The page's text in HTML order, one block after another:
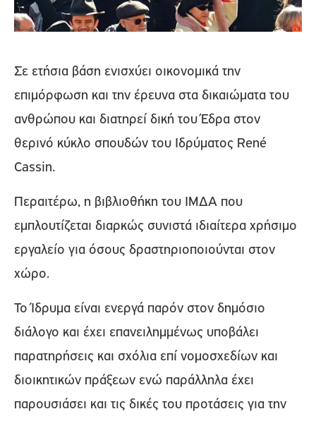
Σε ετήσια βάση ενισχύει οικονομικά την
επιμόρφωση και την έρευνα στα δικαιώματα του
ανθρώπου και διατηρεί δική του Έδρα στον
θερινό κύκλο σπουδών του Ιδρύματος René
Cassin.
Περαιτέρω, η βιβλιοθήκη του ΙΜΔΑ που
εμπλουτίζεται διαρκώς συνιστά ιδιαίτερα χρήσιμο
εργαλείο για όσους δραστηριοποιούνται στον
χώρο.
Το Ίδρυμα είναι ενεργά παρόν στον δημόσιο
διάλογο και έχει επανειλημμένως υποβάλει
παρατηρήσεις και σχόλια επί νομοσχεδίων και
διοικητικών πράξεων ενώ παράλληλα έχει
παρουσιάσει και τις δικές του προτάσεις για την